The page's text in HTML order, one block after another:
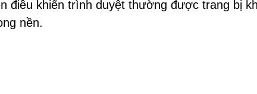
điều khiển trình duyệt thường được trang bị
nền.